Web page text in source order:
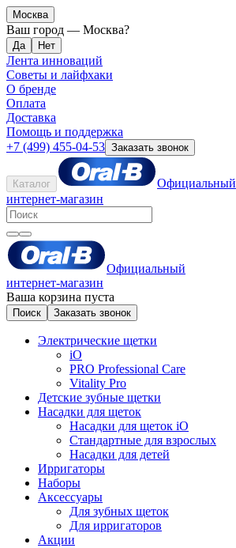
Москва
Ваш город — Москва?
Лента инноваций
Советы и лайфхаки
О бренде
Оплата
Доставка
Помощь и поддержка
+7 (499) 455-04-53 Заказать звонок
Каталог
Официальный
интернет-магазин
Официальный
интернет-магазин
Ваша корзина пуста
Поиск Заказать звонок
Электрические щетки
iO
PRO Professional Care
Vitality Pro
Детские зубные щетки
Насадки для щеток
Насадки для щеток iO
Стандартные для взрослых
Насадки для детей
Ирригаторы
Наборы
Аксессуары
Для зубных щеток
Для ирригаторов
Акции